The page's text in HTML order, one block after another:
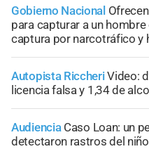
Gobierno Nacional
para capturar a un
captura por narcotráfico y
Autopista RiccheriVideo:
licencia falsa y 1,34 de
Audiencia Caso Loan: un
detectaron rastros del